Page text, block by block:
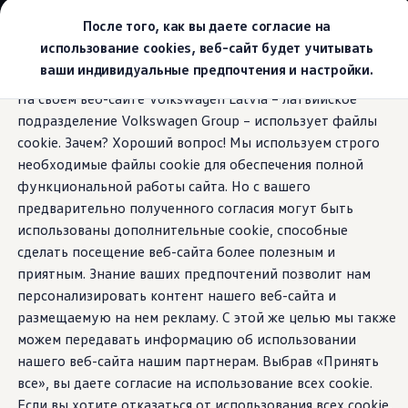
После того, как вы даете согласие на
использование cookies, веб-сайт будет учитывать
ваши индивидуальные предпочтения и настройки.
На своем веб-сайте Volkswagen Latvia – латвийское
подразделение Volkswagen Group – использует файлы
cookie. Зачем? Хороший вопрос! Мы используем строго
необходимые файлы cookie для обеспечения полной
функциональной работы сайта. Но с вашего
предварительно полученного согласия могут быть
использованы дополнительные cookie, способные
сделать посещение веб-сайта более полезным и
приятным. Знание ваших предпочтений позволит нам
персонализировать контент нашего веб-сайта и
размещаемую на нем рекламу. С этой же целью мы также
можем передавать информацию об использовании
нашего веб-сайта нашим партнерам. Выбрав «Принять
все», вы даете согласие на использование всех cookie.
Если вы хотите отказаться от использования всех cookie,
основному
содержанию
нижнему
колонтитулу
Выбери свой Volkswagen
Модельный ряд
Новый ID.Cross
Открой для себя семейство внедорожников
Предложения и услуги
Юбилейное предложение
Автомобильный онлайн-магазин Volkswagen
Обмен автомобилей
Лизинг Volkswagen
Гарантия
Бесплатная регистрация для вашего нового
Взаимодействие в сети простыми словами
VW Connect
Активация
Все службы
VW Connect для Вашего ID.
Обновления (Upgrades)
Car-Net
App-Connect
Fleet Interface Data
O Volkswagen
Получи больше
Владельцы и услуги
Порты и разъемы
Надежная связьдля
повседневной работы
Бесперебойные процессы — залог успешных
пассажирских перевозок. То же самое касается
технологий. Новая Caravelle гарантирует, что ваш
смартфон, планшет и другие устройства всегда будут в
рабочем состоянии. В удобном отсеке на центральной